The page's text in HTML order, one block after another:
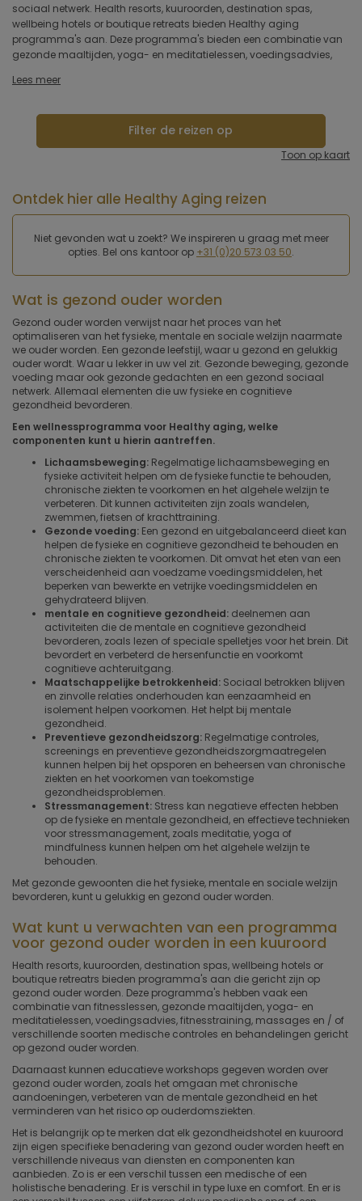
sociaal netwerk. Health resorts, kuuroorden, destination spas,
wellbeing hotels or boutique retreats bieden Healthy aging
programma's aan. Deze programma's bieden een combinatie van
gezonde maaltijden, yoga- en meditatielessen, voedingsadvies,
healthy aging. Zo is er een verschil tussen een medische of een
holistische benadering. Er is verschil in type luxe en comfort. En er is
een verschil tussen een vijfsterren deluxe medische spa of een
Lees meer
Filter de reizen op
Type hotel
Hotelfaciliteiten
Toepassen
Toon op kaart
Ontdek hier alle Healthy Aging reizen
Niet gevonden wat u zoekt? We inspireren u graag met meer
opties. Bel ons kantoor op +31 (0)20 573 03 50.
Wat is gezond ouder worden
Gezond ouder worden verwijst naar het proces van het
optimaliseren van het fysieke, mentale en sociale welzijn naarmate
we ouder worden. Een gezonde leefstijl, waar u gezond en gelukkig
ouder wordt. Waar u lekker in uw vel zit. Gezonde beweging, gezonde
voeding maar ook gezonde gedachten en een gezond sociaal
netwerk. Allemaal elementen die uw fysieke en cognitieve
gezondheid bevorderen.
Een wellnessprogramma voor Healthy aging, welke
componenten kunt u hierin aantreffen.
Lichaamsbeweging: Regelmatige lichaamsbeweging en
fysieke activiteit helpen om de fysieke functie te behouden,
chronische ziekten te voorkomen en het algehele welzijn te
verbeteren. Dit kunnen activiteiten zijn zoals wandelen,
zwemmen, fietsen of krachttraining.
Gezonde voeding: Een gezond en uitgebalanceerd dieet kan
helpen de fysieke en cognitieve gezondheid te behouden en
chronische ziekten te voorkomen. Dit omvat het eten van een
verscheidenheid aan voedzame voedingsmiddelen, het
beperken van bewerkte en vetrijke voedingsmiddelen en
gehydrateerd blijven.
mentale en cognitieve gezondheid: deelnemen aan
activiteiten die de mentale en cognitieve gezondheid
bevorderen, zoals lezen of speciale spelletjes voor het brein. Dit
bevordert en verbeterd de hersenfunctie en voorkomt
cognitieve achteruitgang.
Maatschappelijke betrokkenheid: Sociaal betrokken blijven
en zinvolle relaties onderhouden kan eenzaamheid en
isolement helpen voorkomen. Het helpt bij mentale
gezondheid.
Preventieve gezondheidszorg: Regelmatige controles,
screenings en preventieve gezondheidszorgmaatregelen
kunnen helpen bij het opsporen en beheersen van chronische
ziekten en het voorkomen van toekomstige
gezondheidsproblemen.
Stressmanagement: Stress kan negatieve effecten hebben
op de fysieke en mentale gezondheid, en effectieve technieken
voor stressmanagement, zoals meditatie, yoga of
mindfulness kunnen helpen om het algehele welzijn te
behouden.
Met gezonde gewoonten die het fysieke, mentale en sociale welzijn
bevorderen, kunt u gelukkig en gezond ouder worden.
Wat kunt u verwachten van een programma
voor gezond ouder worden in een kuuroord
Health resorts, kuuroorden, destination spas, wellbeing hotels or
boutique retreatrs bieden programma's aan die gericht zijn op
gezond ouder worden. Deze programma's hebben vaak een
combinatie van fitnesslessen, gezonde maaltijden, yoga- en
meditatielessen, voedingsadvies, fitnesstraining, massages en / of
verschillende soorten medische controles en behandelingen gericht
op gezond ouder worden.
Daarnaast kunnen educatieve workshops gegeven worden over
gezond ouder worden, zoals het omgaan met chronische
aandoeningen, verbeteren van de mentale gezondheid en het
verminderen van het risico op ouderdomsziekten.
Het is belangrijk op te merken dat elk gezondheidshotel en kuuroord
zijn eigen specifieke benadering van gezond ouder worden heeft en
verschillende niveaus van diensten en componenten kan
aanbieden. Zo is er een verschil tussen een medische of een
holistische benadering. Er is verschil in type luxe en comfort. En er is